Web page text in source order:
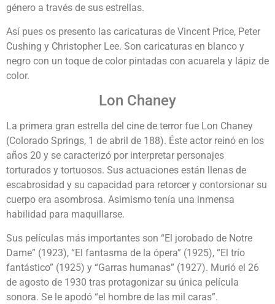
género a través de sus estrellas.
Así pues os presento las caricaturas de Vincent Price, Peter
Cushing y Christopher Lee. Son caricaturas en blanco y
negro con un toque de color pintadas con acuarela y lápiz de
color.
Lon Chaney
La primera gran estrella del cine de terror fue Lon Chaney
(Colorado Springs, 1 de abril de 188). Éste actor reinó en los
años 20 y se caracterizó por interpretar personajes
torturados y tortuosos. Sus actuaciones están llenas de
escabrosidad y su capacidad para retorcer y contorsionar su
cuerpo era asombrosa. Asimismo tenía una inmensa
habilidad para maquillarse.
Sus películas más importantes son “El jorobado de Notre
Dame” (1923), “El fantasma de la ópera” (1925), “El trío
fantástico” (1925) y “Garras humanas” (1927). Murió el 26
de agosto de 1930 tras protagonizar su única película
sonora. Se le apodó “el hombre de las mil caras”.